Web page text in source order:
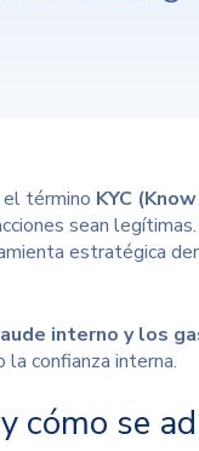
el término KYC
sean
estratégica
interno y los
la confianza interna.
y cómo se